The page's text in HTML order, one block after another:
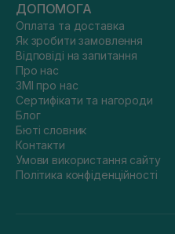
ДОПОМОГА
Оплата та доставка
Як зробити замовлення
Відповіді на запитання
Про нас
ЗМІ про нас
Сертифікати та нагороди
Блог
Бюті словник
Контакти
Умови використання сайту
Політика конфіденційності